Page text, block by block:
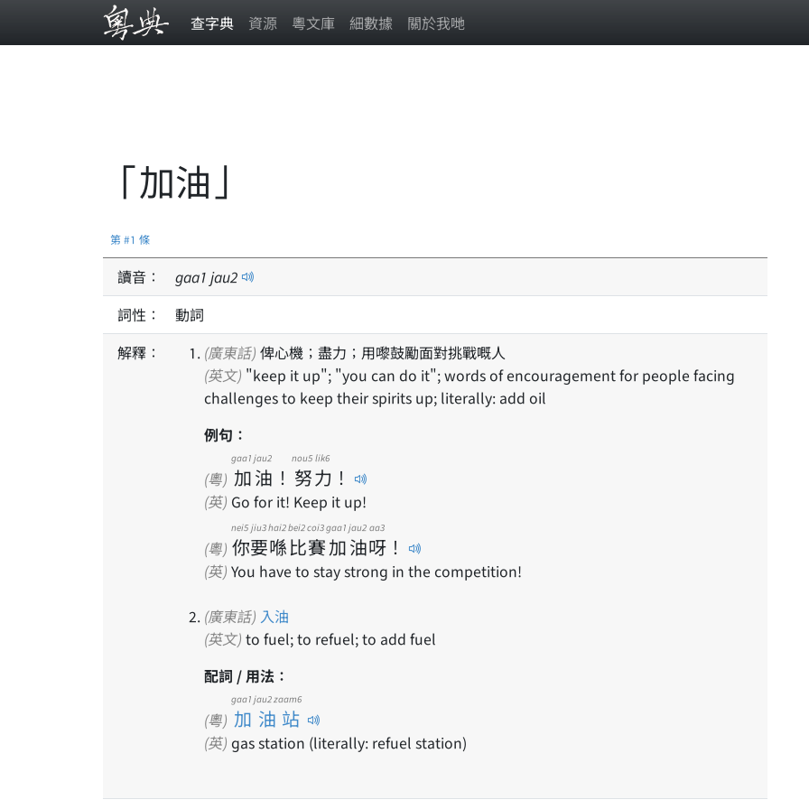
查字典 資源 粵文庫 細數據 關於我哋
「加油」
第 #1 條
讀音： gaa1 jau2
詞性：
動詞
解釋：
(廣東話) 俾心機；盡力；用嚟鼓勵面對挑戰嘅人
(英文)
challenges to keep their spirits up; literally: add oil
例句：
(粵) 加
gaa1
油
jau2
！ 努
nou5
力
lik6
！
(英) Go for it! Keep it up!
(粵) 你
nei5
要
jiu3
喺
hai2
比
bei2
賽
coi3
加
gaa1
油
jau2
呀
aa3
！
(英) You have to stay strong in the competition!
(廣東話) 入油
(英文) to fuel; to refuel; to add fuel
配詞 / 用法：
(粵) 加油站
gaa1 jau2 zaam6
(英) gas station (literally: refuel station)